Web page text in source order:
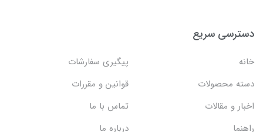
دسترسی سریع
خانه
پیگیری سفارشات
دسته محصولات
قوانین و مقررات
اخبار و مقالات
تماس با ما
راهنما
درباره ما